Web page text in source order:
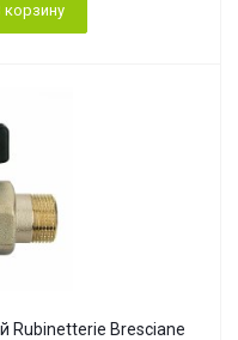
корзину
Rubinetterie Bresciane